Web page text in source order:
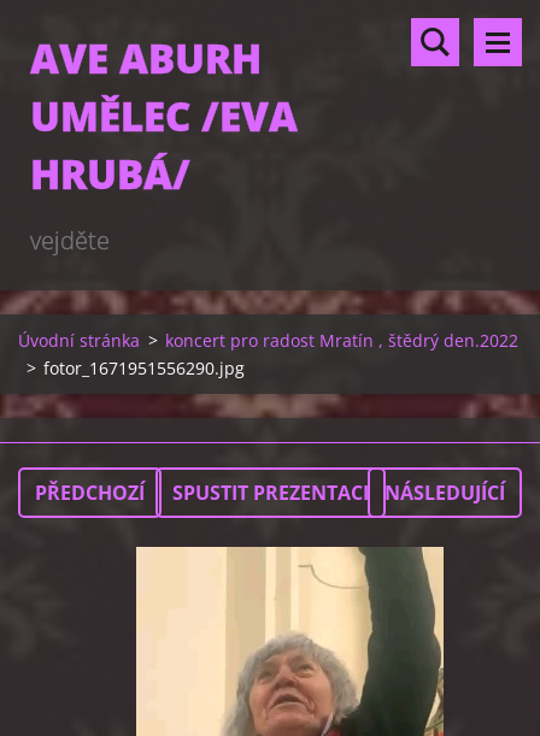
AVE ABURH
UMĚLEC /EVA
HRUBÁ/
vejděte
Úvodní stránka > koncert pro radost Mratín , štědrý den.2022
> fotor_1671951556290.jpg
PŘEDCHOZÍ SPUSTIT PREZENTACI NÁSLEDUJÍCÍ